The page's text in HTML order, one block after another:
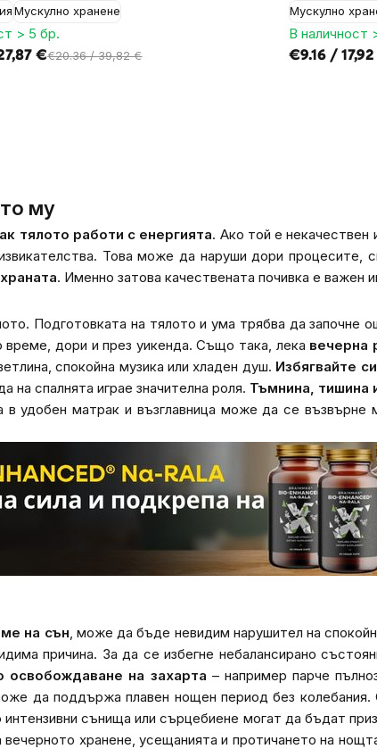
Мускулно хранене
> 5 бр.
€€20.36 / 39,82 €
Мускулно
В наличност
€9.16 /
му
тялото работи с енергията. Ако той е некачествен
Това може да наруши дори процесите,
. Именно затова качествената почивка е важен
Подготовката на тялото и ума трябва да
дори и през уикенда. Също така, лека вечерна
спокойна музика или хладен душ. Избягвайте
спалнята играе значителна роля. Тъмнина, тишина
удобен матрак и възглавница може да се възвърне
на сън , може да бъде невидим нарушител на
причина. За да се избегне небалансирано
освобождаване на захарта – например парче
да поддържа плавен нощен период без
сънища или сърцебиене могат да бъдат
хранене, усещанията и протичането на